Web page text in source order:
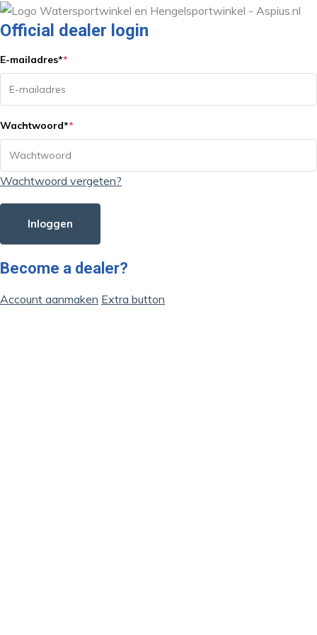
Official dealer login
E-mailadres**
Wachtwoord**
Wachtwoord vergeten?
Inloggen
Become a dealer?
Account aanmaken Extra button